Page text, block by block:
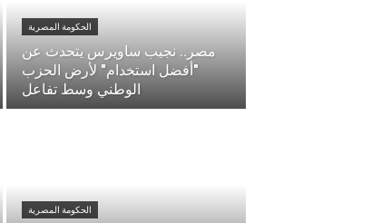
الحكومة المصرية
مصر.. نجيب ساويرس يتحدث عن
"أفضل استخدام" لأرض الحزب
الوطني وسط تفاعل
الحكومة المصرية